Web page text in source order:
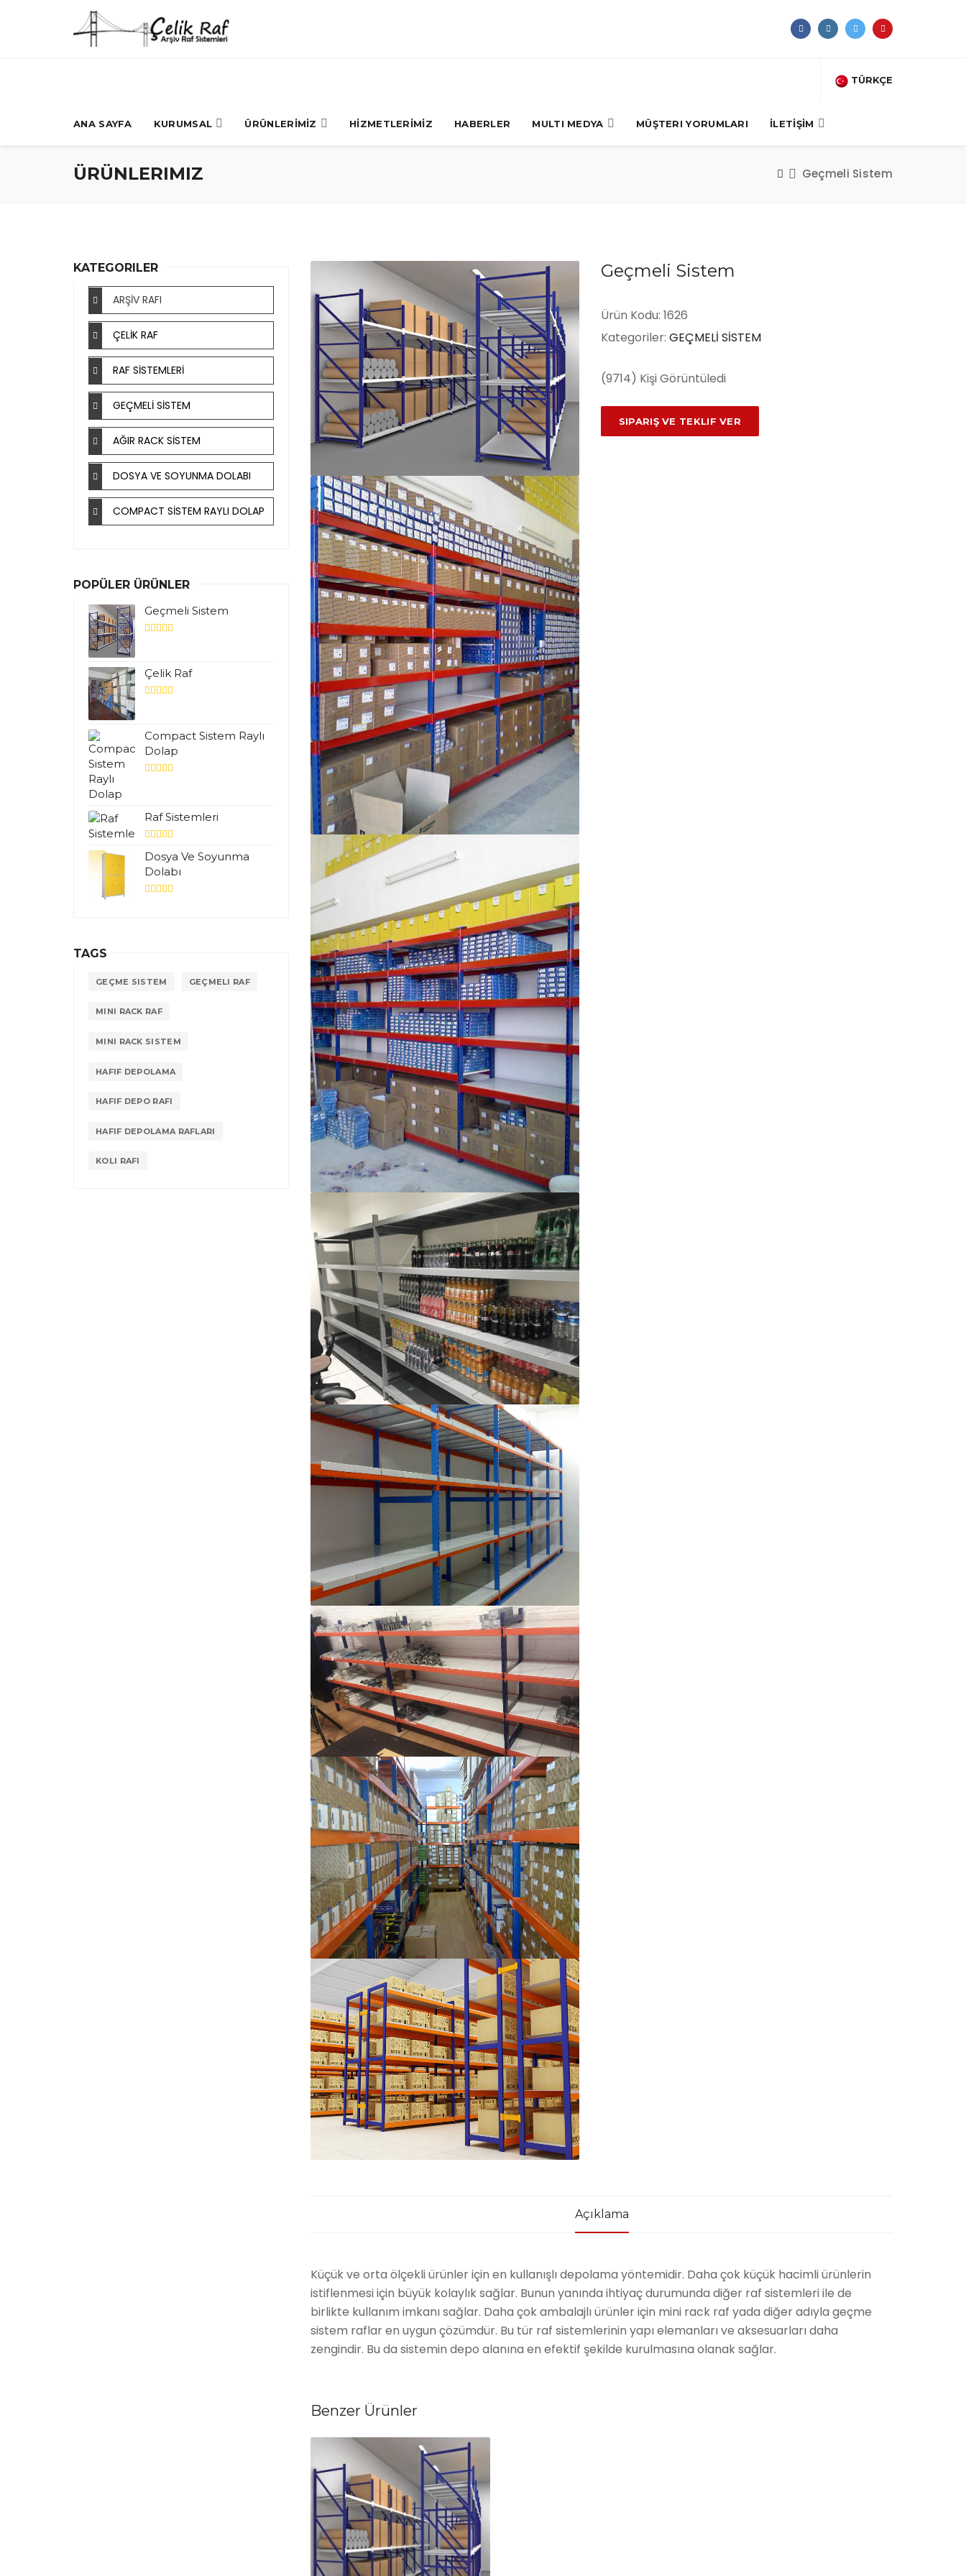
TÜRKÇE
ANA SAYFA KURUMSAL ÜRÜNLERİMİZ HİZMETLERİMİZ HABERLER MULTI MEDYA MÜŞTERI YORUMLARI İLETİŞİM
ÜRÜNLERIMIZ Geçmeli Sistem
Geçmeli Sistem
Ürün Kodu: 1626
Kategoriler: GEÇMELİ SİSTEM
(9714) Kişi Görüntüledi
SIPARIŞ VE TEKLIF VER
Açıklama
Küçük ve orta ölçekli ürünler için en kullanışlı depolama yöntemidir. Daha çok küçük hacimli ürünlerin
istiflenmesi için büyük kolaylık sağlar. Bunun yanında ihtiyaç durumunda diğer raf sistemleri ile de
birlikte kullanım imkanı sağlar. Daha çok ambalajlı ürünler için mini rack raf yada diğer adıyla geçme
sistem raflar en uygun çözümdür. Bu tür raf sistemlerinin yapı elemanları ve aksesuarları daha
zengindir. Bu da sistemin depo alanına en efektif şekilde kurulmasına olanak sağlar.
Benzer Ürünler
KATEGORILER
ARŞİV RAFI
ÇELİK RAF
RAF SİSTEMLERİ
GEÇMELİ SİSTEM
AĞIR RACK SİSTEM
DOSYA VE SOYUNMA DOLABI
COMPACT SİSTEM RAYLI DOLAP
POPÜLER ÜRÜNLER
Geçmeli Sistem
Çelik Raf
Compact Sistem Raylı
Dolap
Raf Sistemleri
Dosya Ve Soyunma
Dolabı
TAGS
GEÇME SISTEM GEÇMELI RAF
MINI RACK RAF
MINI RACK SISTEM
HAFIF DEPOLAMA
HAFIF DEPO RAFI
HAFIF DEPOLAMA RAFLARI
KOLI RAFI